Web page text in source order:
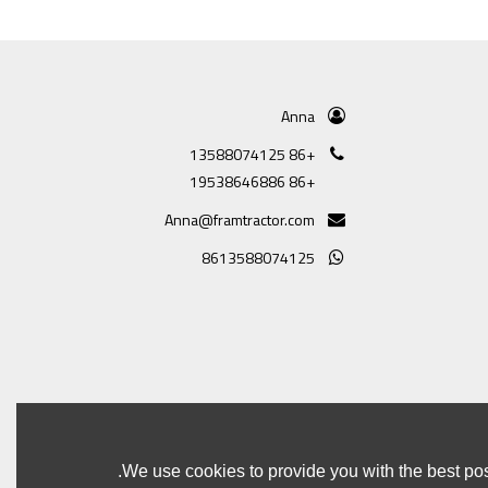
Anna
+86 13588074125
+86 19538646886
Anna@framtractor.com
8613588074125
We use cookies to provide you with the best